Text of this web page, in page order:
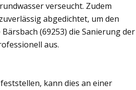
verseucht. Zudem
abgedichtet, um den
(69253) die Sanierung der
aus.
kann dies an einer